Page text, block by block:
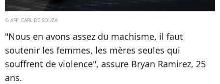
© AFP, CARL DE SOUZA
"Nous en avons assez du machisme, il faut
soutenir les femmes, les mères seules qui
souffrent de violence", assure Bryan Ramirez, 25
ans.